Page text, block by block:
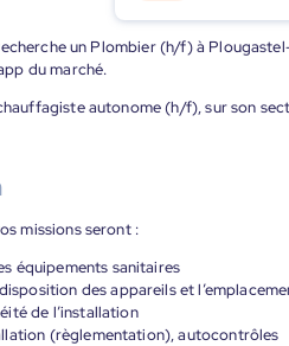
un Plombier (h/f) à
du marché.
autonome (h/f), sur son
missions seront :
équipements sanitaires
des appareils et
de l’installation
(règlementation), autocontrôles